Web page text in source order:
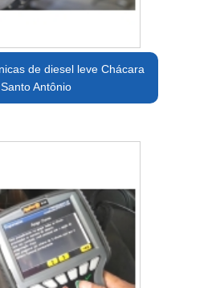
de diesel leve Chácara
Santo Antônio